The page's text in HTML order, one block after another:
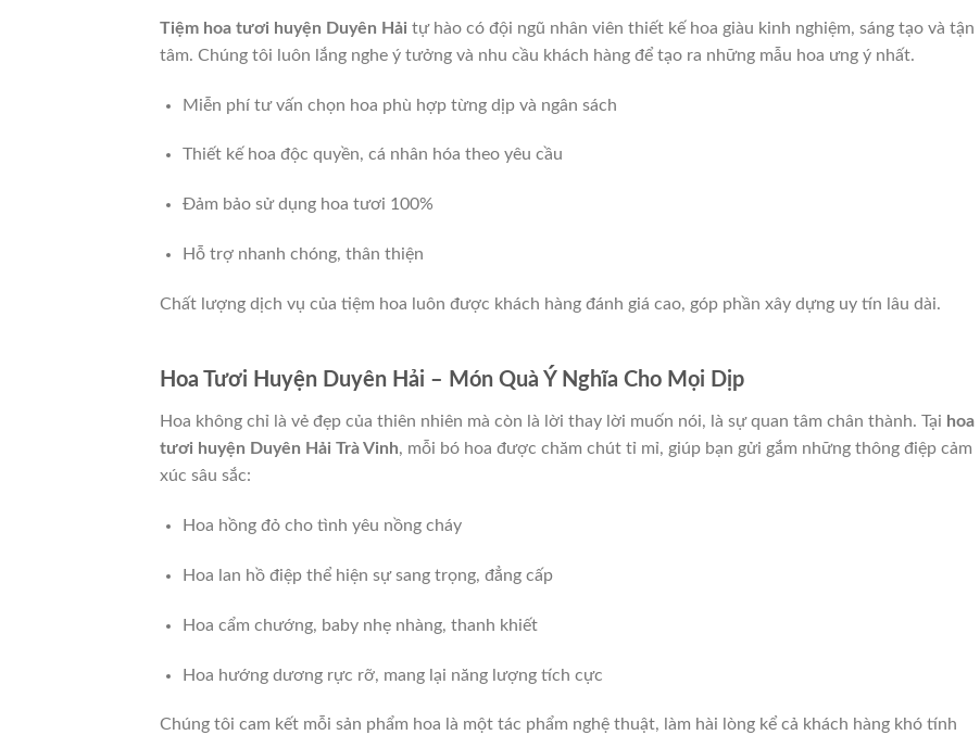
Tiệm hoa tươi huyện Duyên Hải tự hào có đội ngũ nhân viên thiết kế hoa giàu kinh nghiệm, sáng tạo và tận
tâm. Chúng tôi luôn lắng nghe ý tưởng và nhu cầu khách hàng để tạo ra những mẫu hoa ưng ý nhất.
Miễn phí tư vấn chọn hoa phù hợp từng dịp và ngân sách
Thiết kế hoa độc quyền, cá nhân hóa theo yêu cầu
Đảm bảo sử dụng hoa tươi 100%
Hỗ trợ nhanh chóng, thân thiện
Chất lượng dịch vụ của tiệm hoa luôn được khách hàng đánh giá cao, góp phần xây dựng uy tín lâu dài.
Hoa Tươi Huyện Duyên Hải – Món Quà Ý Nghĩa Cho Mọi Dịp
Hoa không chỉ là vẻ đẹp của thiên nhiên mà còn là lời thay lời muốn nói, là sự quan tâm chân thành. Tại hoa
tươi huyện Duyên Hải Trà Vinh, mỗi bó hoa được chăm chút tỉ mỉ, giúp bạn gửi gắm những thông điệp cảm
xúc sâu sắc:
Hoa hồng đỏ cho tình yêu nồng cháy
Hoa lan hồ điệp thể hiện sự sang trọng, đẳng cấp
Hoa cẩm chướng, baby nhẹ nhàng, thanh khiết
Hoa hướng dương rực rỡ, mang lại năng lượng tích cực
Chúng tôi cam kết mỗi sản phẩm hoa là một tác phẩm nghệ thuật, làm hài lòng kể cả khách hàng khó tính